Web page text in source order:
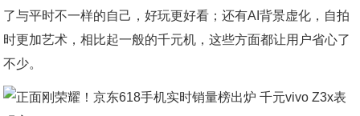
了与平时不一样的自己，好玩更好看；还有AI背景虚化，自拍
时更加艺术，相比起一般的千元机，这些方面都让用户省心了
不少。